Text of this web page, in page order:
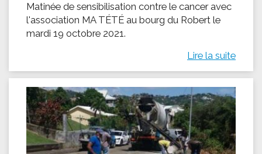
Matinée de sensibilisation contre le cancer avec
l'association MA TÉTÉ au bourg du Robert le
mardi 19 octobre 2021.
Lire la suite